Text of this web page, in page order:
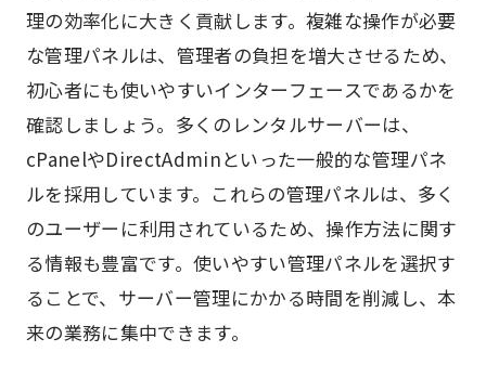
理の効率化に大きく貢献します。複雑な操作が必要
な管理パネルは、管理者の負担を増大させるため、
初心者にも使いやすいインターフェースであるかを
確認しましょう。多くのレンタルサーバーは、
cPanelやDirectAdminといった一般的な管理パネ
ルを採用しています。これらの管理パネルは、多く
のユーザーに利用されているため、操作方法に関す
る情報も豊富です。使いやすい管理パネルを選択す
ることで、サーバー管理にかかる時間を削減し、本
来の業務に集中できます。